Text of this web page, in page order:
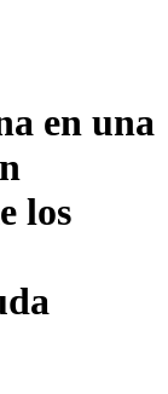
en una
los